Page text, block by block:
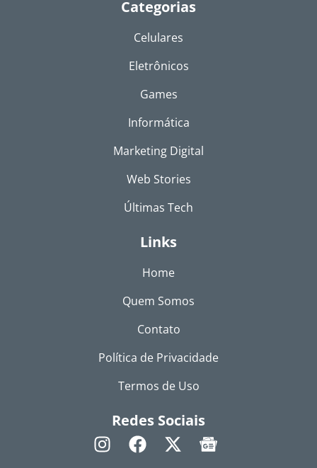
Categorias
Celulares
Eletrônicos
Games
Informática
Marketing Digital
Web Stories
Últimas Tech
Links
Home
Quem Somos
Contato
Política de Privacidade
Termos de Uso
Redes Sociais